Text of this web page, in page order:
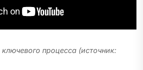
процесса (источник: